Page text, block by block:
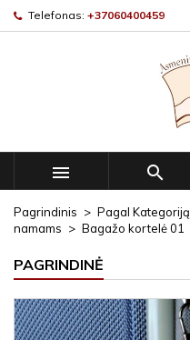
Telefonas: +37060400459
 
Pagrindinis Pagal Kategoriją
namams
Bagažo kortelė 01
PAGRINDINĖ